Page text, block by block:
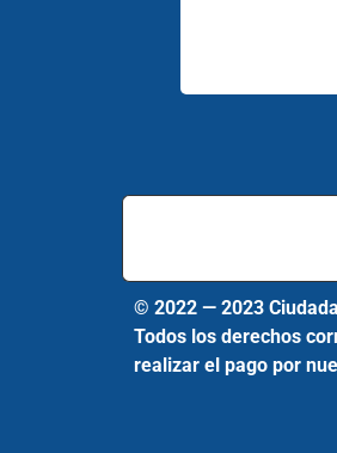
© 2022 — 2023
Todos los derechos
realizar el pago por